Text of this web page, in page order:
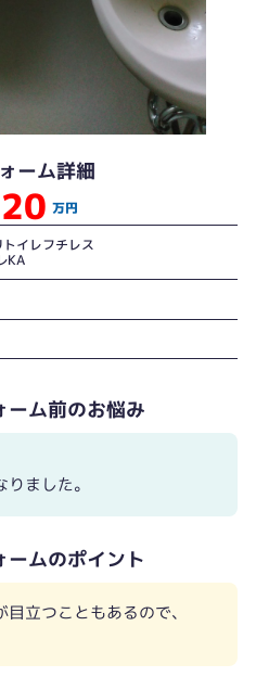
ーム詳細
20 万円
イレフチレス
KA
ーム前のお悩み
ました。
ームのポイント
立つこともあるので、